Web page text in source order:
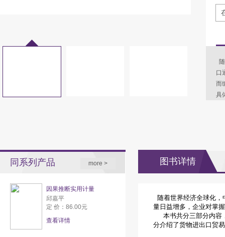
口
而
具
同系列产品 more >
因果推断实用计量
邱嘉平
定 价：86.00元
查看详情
图书详情
随着世界经济全球化，
量日益增多，企业对掌
本书共分三部分内容
分介绍了货物进出口贸